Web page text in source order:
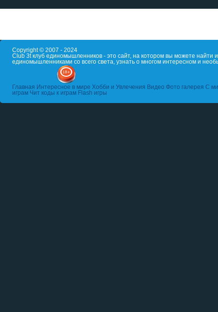
Copyright © 2007 - 2024
Club 3t клуб единомышленников - это сайт, на котором вы можете
единомышленниками со всего света, узнать о многом интересном и
Главная Интересное в мире Хобби и Увлечения Видео Фото галерея С
играм Чит коды к играм Flash игры